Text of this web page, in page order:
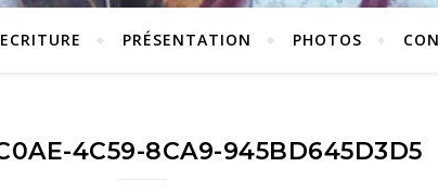
ECRITURE PRÉSENTATION PHOTOS
4C59-8CA9-945BD645D3D5